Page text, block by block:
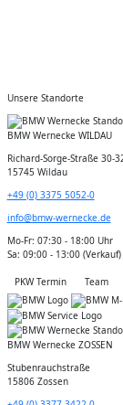
Unsere Standorte
BMW Wernecke WILDAU
Richard-Sorge-Straße 30-
15745 Wildau
+49 (0) 3375 5052-0
info@bmw-wernecke.de
Mo-Fr: 07:30 - 18:00 Uhr
Sa: 09:00 - 13:00 (Verkauf)
PKW Termin Team
BMW Wernecke ZOSSEN
Stubenrauchstraße
15806 Zossen